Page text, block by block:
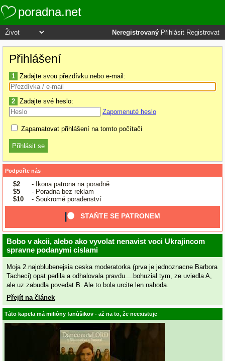
poradna.net
Neregistrovaný Přihlásit Registrovat
Přihlášení
1 Zadajte svou přezdívku nebo e-mail:
2 Zadajte své heslo:
Zapomenuté heslo
Zapamatovat přihlášení na tomto počítači
Podpořte nás
$2
- Ikona patrona na poradně
$5
- Poradna bez reklam
$10
- Soukromé poradenství
STAŇTE SE PATRONEM
Bobo v akcii, alebo ako vyvolat nenavist voci Ukrajincom
spravne podanymi cislami
Moja 2.najoblubenejsia ceska moderatorka (prva je jednoznacne Barbora
Tacheci) opat perlila a odhalovala pravdu....bohuzial tym, ze uviedla A,
ale uz zabudla povedat B. Ale to bola urcite len nahoda.
Přejít na článek
Táto kapela má milióny fanúšikov - až na to, že neexistuje